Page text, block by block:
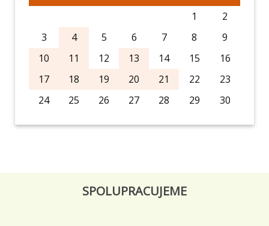
1
2
3
4 5 6 7 8
9
10
11 12 13 14 15
16
17
18 19 20 21 22
23
24
25 26 27 28 29 30
SPOLUPRACUJEME